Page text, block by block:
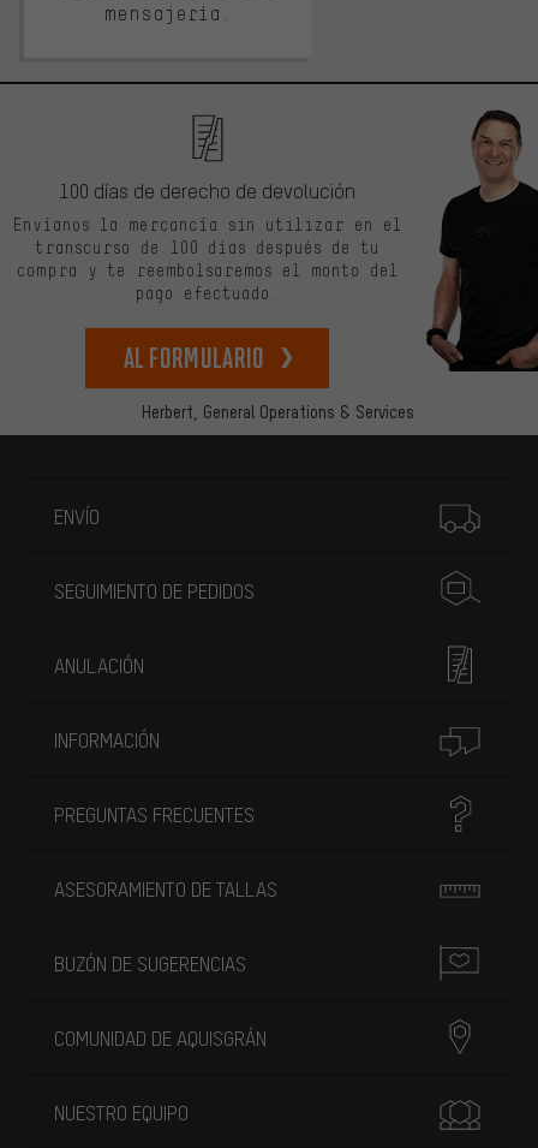
mensajería.
Herbert, General Operations & Services
100 días de derecho de devolución
Envíanos la mercancía sin utilizar en el
transcurso de 100 días después de tu
compra y te reembolsaremos el monto del
pago efectuado.
Al formulario
ENVÍO
SEGUIMIENTO DE PEDIDOS
ANULACIÓN
INFORMACIÓN
PREGUNTAS FRECUENTES
ASESORAMIENTO DE TALLAS
BUZÓN DE SUGERENCIAS
COMUNIDAD DE AQUISGRÁN
NUESTRO EQUIPO